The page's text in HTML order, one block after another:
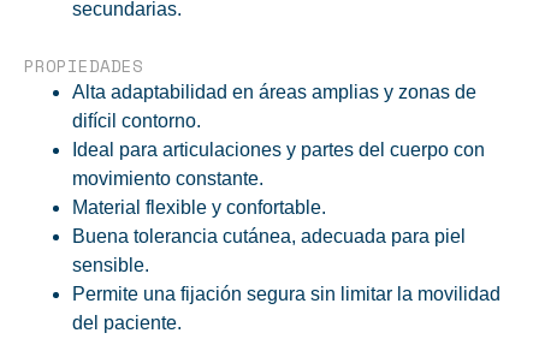
secundarias.
PROPIEDADES
Alta adaptabilidad en áreas amplias y zonas de
difícil contorno.
Ideal para articulaciones y partes del cuerpo con
movimiento constante.
Material flexible y confortable.
Buena tolerancia cutánea, adecuada para piel
sensible.
Permite una fijación segura sin limitar la movilidad
del paciente.